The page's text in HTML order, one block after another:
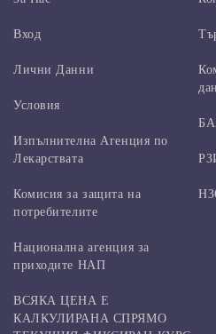
Вход
Лични Данни
Условия
Изпълнителна Агенция по
Лекарствата
Комисия за защита на
потребителите
Национална агенция за
приходите НАП
ВСЯКА ЦЕНА Е
КАЛКУЛИРАНА СПРЯМО